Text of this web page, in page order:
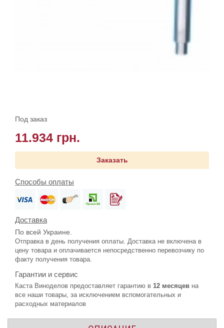
Под заказ
11.934 грн.
Заказать
Способы оплаты
Доставка
По всей Украине.
Отправка в день получения оплаты. Доставка не включена в
цену товара и оплачивается непосредственно перевозчику по
факту получения товара.
Гарантии и сервис
Каста Виноделов предоставляет гарантию в 12 месяцев на
все наши товары, за исключением вспомогательных и
расходных материалов